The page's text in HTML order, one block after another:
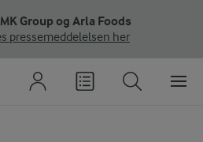
Group og Arla Foods
pressemeddelelsen her